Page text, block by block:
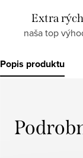
Extra
naša top
Popis produktu